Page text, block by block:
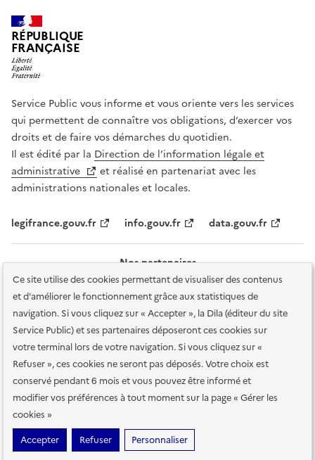
Ce site utilise des cookies permettant de visualiser des contenus
et d'améliorer le fonctionnement grâce aux statistiques de
navigation. Si vous cliquez sur « Accepter », la Dila (éditeur du site
Service Public) et ses partenaires déposeront ces cookies sur
votre terminal lors de votre navigation. Si vous cliquez sur «
Refuser », ces cookies ne seront pas déposés. Votre choix est
conservé pendant 6 mois et vous pouvez être informé et
modifier vos préférences à tout moment sur la page « Gérer les
cookies »
Accepter
Refuser Personnaliser
RÉPUBLIQUE
FRANÇAISE
Service Public vous informe et vous oriente vers les services
qui permettent de connaître vos obligations, d’exercer vos
droits et de faire vos démarches du quotidien.
Il est édité par la Direction de l’information légale et
administrative
et réalisé en partenariat avec les
administrations nationales et locales.
legifrance.gouv.fr info.gouv.fr data.gouv.fr
Nos partenaires
Plan du site Accessibilité : totalement conforme
Accessibilité des
services en ligne Mentions légales Données personnelles et sécurité
Conditions générales d'utilisation Gestion des cookies
Sauf mention contraire, tous les contenus de ce site sont sous
etalab-2.0